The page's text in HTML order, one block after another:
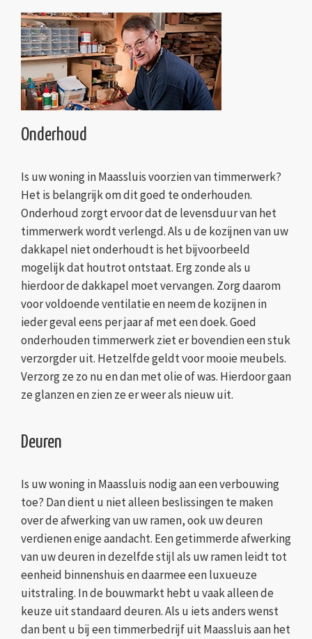
Onderhoud
Is uw woning in Maassluis voorzien van timmerwerk?
Het is belangrijk om dit goed te onderhouden.
Onderhoud zorgt ervoor dat de levensduur van het
timmerwerk wordt verlengd. Als u de kozijnen van uw
dakkapel niet onderhoudt is het bijvoorbeeld
mogelijk dat houtrot ontstaat. Erg zonde als u
hierdoor de dakkapel moet vervangen. Zorg daarom
voor voldoende ventilatie en neem de kozijnen in
ieder geval eens per jaar af met een doek. Goed
onderhouden timmerwerk ziet er bovendien een stuk
verzorgder uit. Hetzelfde geldt voor mooie meubels.
Verzorg ze zo nu en dan met olie of was. Hierdoor gaan
ze glanzen en zien ze er weer als nieuw uit.
Deuren
Is uw woning in Maassluis nodig aan een verbouwing
toe? Dan dient u niet alleen beslissingen te maken
over de afwerking van uw ramen, ook uw deuren
verdienen enige aandacht. Een getimmerde afwerking
van uw deuren in dezelfde stijl als uw ramen leidt tot
eenheid binnenshuis en daarmee een luxueuze
uitstraling. In de bouwmarkt hebt u vaak alleen de
keuze uit standaard deuren. Als u iets anders wenst
dan bent u bij een timmerbedrijf uit Maassluis aan het